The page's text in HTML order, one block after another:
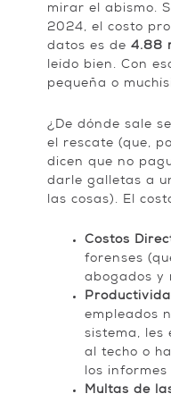
mirar el abismo.
2024, el costo
datos es de 4.88
leído bien. Con
pequeña o
¿De dónde sale
el rescate (que,
dicen que no
darle galletas a
las cosas). El
Costos
forenses
abogados y
empleados
sistema, les
al techo o
los informes
Multas de